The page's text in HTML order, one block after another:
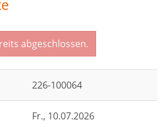
abgeschlossen.
226-100064
Fr., 10.07.2026